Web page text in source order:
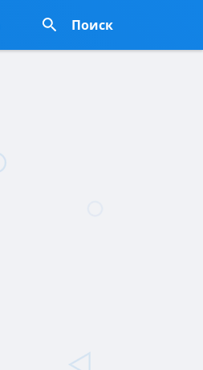
Поиск